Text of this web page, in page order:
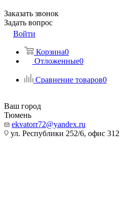
Заказать звонок
Задать вопрос
Войти
Корзина0
Отложенные0
Сравнение товаров0
Ваш город
Тюмень
ekvatorr72@yandex.ru
ул. Республики 252/6, офис 312